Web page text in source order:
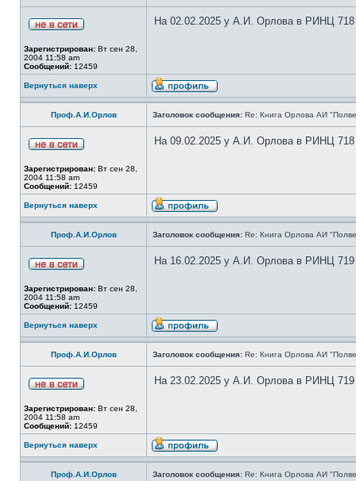
Зарегистрирован: Вт сен 28,
2004 11:58 am
Сообщений: 12459
На 02.02.2025 у А.И. Орлова в РИНЦ 718
Вернуться наверх
Проф.А.И.Орлов Заголовок сообщения: Re: Книга Орлова АИ
Зарегистрирован: Вт сен 28,
2004 11:58 am
Сообщений: 12459
На 09.02.2025 у А.И. Орлова в РИНЦ 718
Вернуться наверх
Проф.А.И.Орлов Заголовок сообщения: Re: Книга Орлова АИ
Зарегистрирован: Вт сен 28,
2004 11:58 am
Сообщений: 12459
На 16.02.2025 у А.И. Орлова в РИНЦ 719
Вернуться наверх
Проф.А.И.Орлов Заголовок сообщения: Re: Книга Орлова АИ
Зарегистрирован: Вт сен 28,
2004 11:58 am
Сообщений: 12459
На 23.02.2025 у А.И. Орлова в РИНЦ 719
Вернуться наверх
Проф.А.И.Орлов Заголовок сообщения: Re: Книга Орлова АИ